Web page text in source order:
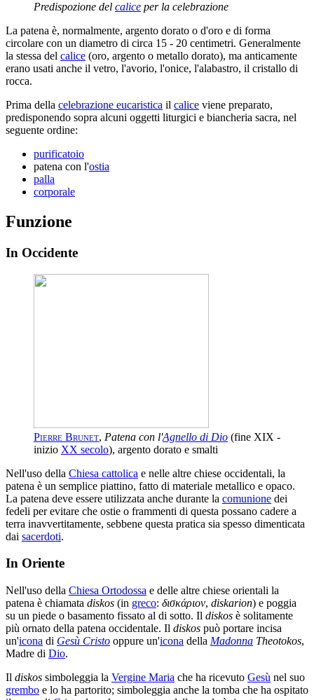
Predispozione del calice per la celebrazione
La patena è, normalmente, argento dorato o d'oro e di forma
circolare con un diametro di circa 15 - 20 centimetri. Generalmente
la stessa del calice (oro, argento o metallo dorato), ma anticamente
erano usati anche il vetro, l'avorio, l'onice, l'alabastro, il cristallo di
rocca.
Prima della celebrazione eucaristica il calice viene preparato,
predisponendo sopra alcuni oggetti liturgici e biancheria sacra, nel
seguente ordine:
purificatoio
patena con l'ostia
palla
corporale
Funzione
In Occidente
Pierre Brunet, Patena con l'Agnello di Dio (fine XIX -
inizio XX secolo), argento dorato e smalti
Nell'uso della Chiesa cattolica e nelle altre chiese occidentali, la
patena è un semplice piattino, fatto di materiale metallico e opaco.
La patena deve essere utilizzata anche durante la comunione dei
fedeli per evitare che ostie o frammenti di questa possano cadere a
terra inavvertitamente, sebbene questa pratica sia spesso dimenticata
dai sacerdoti.
In Oriente
Nell'uso della Chiesa Ortodossa e delle altre chiese orientali la
patena è chiamata diskos (in greco: δισκάριον, diskarion) e poggia
su un piede o basamento fissato al di sotto. Il diskos è solitamente
più ornato della patena occidentale. Il diskos può portare incisa
un'icona di Gesù Cristo oppure un'icona della Madonna Theotokos,
Madre di Dio.
Il diskos simboleggia la Vergine Maria che ha ricevuto Gesù nel suo
grembo e lo ha partorito; simboleggia anche la tomba che ha ospitato